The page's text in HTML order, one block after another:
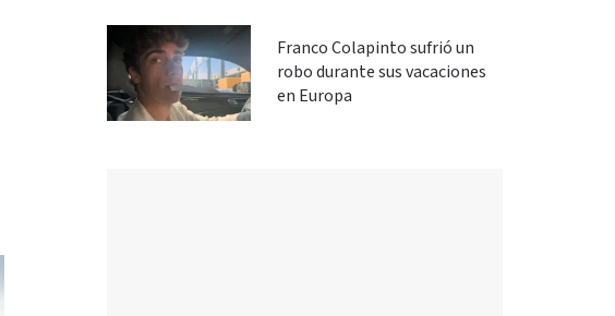
Franco Colapinto sufrió un
robo durante sus vacaciones
en Europa